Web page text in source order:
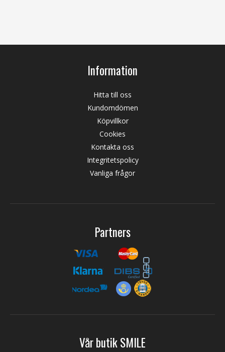
Information
Hitta till oss
Kundomdömen
Köpvillkor
Cookies
Kontakta oss
Integritetspolicy
Vanliga frågor
Partners
Vår butik SMILE